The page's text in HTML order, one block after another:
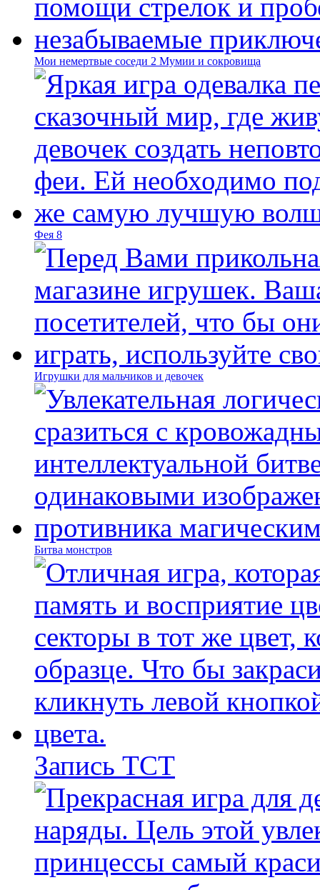
Мои немертвые соседи 2 Мумии и сокровища
Фея 8
Игрушки для мальчиков и девочек
Битва монстров
Запись ТСТ